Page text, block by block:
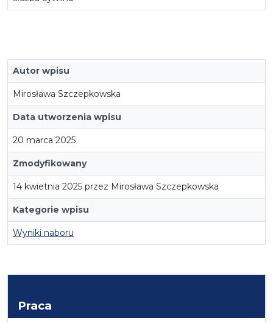
Autor wpisu
Mirosława Szczepkowska
Data utworzenia wpisu
20 marca 2025
Zmodyfikowany
14 kwietnia 2025 przez Mirosława Szczepkowska
Kategorie wpisu
Wyniki naboru
Praca